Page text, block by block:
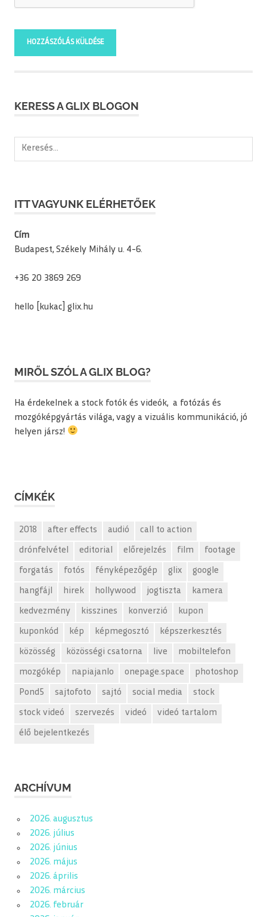
KERESS A GLIX BLOGON
Keresés:
ITT VAGYUNK ELÉRHETŐEK
Cím
Budapest, Székely Mihály u. 4-6.
+36 20 3869 269
hello [kukac] glix.hu
MIRŐL SZÓL A GLIX BLOG?
Ha érdekelnek a stock fotók és videók, a fotózás és
mozgóképgyártás világa, vagy a vizuális kommunikáció, jó
helyen jársz!
CÍMKÉK
2018 after effects audió call to action
drónfelvétel editorial előrejelzés film footage
forgatás fotós fényképezőgép glix google
hangfájl hirek hollywood jogtiszta kamera
kedvezmény kisszines konverzió kupon
kuponkód kép képmegosztó képszerkesztés
közösség közösségi csatorna live mobiltelefon
mozgókép napiajanlo onepage.space photoshop
Pond5 sajtofoto sajtó social media stock
stock videó szervezés videó videó tartalom
élő bejelentkezés
ARCHÍVUM
2026. augusztus
2026. július
2026. június
2026. május
2026. április
2026. március
2026. február